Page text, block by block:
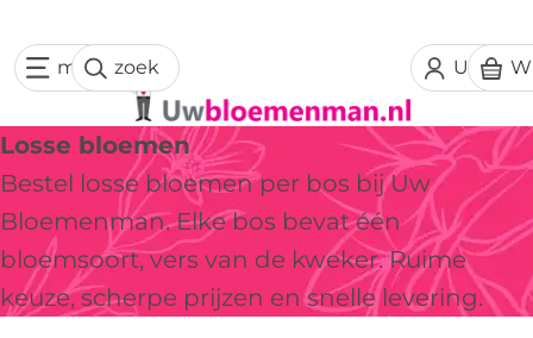
Uw
menuzoek
Losse bloemen
Bestel losse bloemen per bos bij Uw
Bloemenman. Elke bos bevat één
bloemsoort, vers van de kweker. Ruime
keuze, scherpe prijzen en snelle levering.